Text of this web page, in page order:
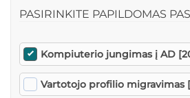
PASIRINKITE PAPILDOMAS
Kompiuterio jungimas į AD
Vartotojo profilio migravimas